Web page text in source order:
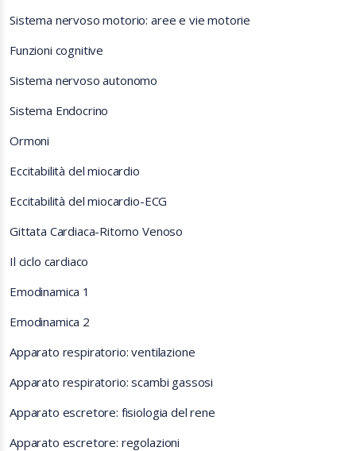
Sistema nervoso motorio: aree e vie motorie
Funzioni cognitive
Sistema nervoso autonomo
Sistema Endocrino
Ormoni
Eccitabilità del miocardio
Eccitabilità del miocardio-ECG
Gittata Cardiaca-Ritorno Venoso
Il ciclo cardiaco
Emodinamica 1
Emodinamica 2
Apparato respiratorio: ventilazione
Apparato respiratorio: scambi gassosi
Apparato escretore: fisiologia del rene
Apparato escretore: regolazioni